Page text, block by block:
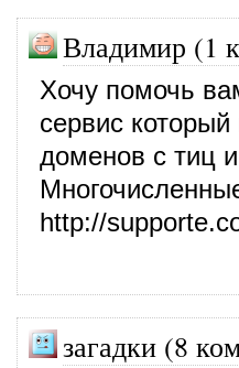
Владимир (1
Хочу помочь
сервис
доменов с тиц
http://
загадки (8